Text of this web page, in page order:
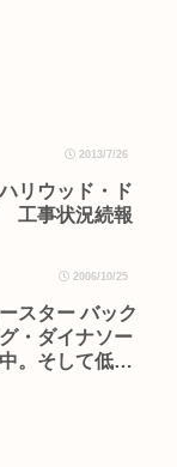
2013/7/26
リウッド・ド
工事状況続報
2006/10/25
スター バック
・ダイナソー
。そして低温